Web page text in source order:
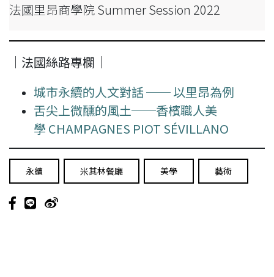
法國里昂商學院 Summer Session 2022
｜法國絲路專欄｜
城市永續的人文對話 ── 以里昂為例
舌尖上微醺的風土──香檳職人美
學 CHAMPAGNES PIOT SÉVILLANO
永續 米其林餐廳 美學 藝術